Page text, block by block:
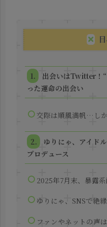
出会いはTwitter！
った運命の出会い
交際は順風満帆…し
ゆりにゃ、アイド
プロデュース
2025年7月末、暴露
ゆりにゃ、SNSで絶
ファンやネットの声